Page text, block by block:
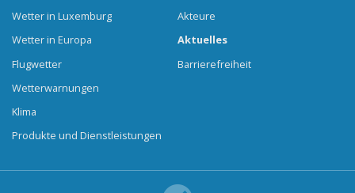
Wetter in Luxemburg
Wetter in Europa
Flugwetter
Wetterwarnungen
Klima
Produkte und Dienstleistungen
Akteure
Aktuelles
Barrierefreiheit